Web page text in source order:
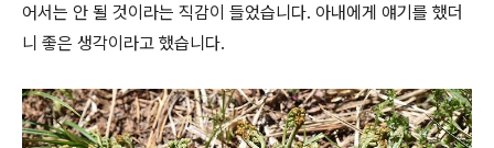
어서는 안 될 것이라는 직감이 들었습니다. 아내에게 얘기를 했더
니 좋은 생각이라고 했습니다.